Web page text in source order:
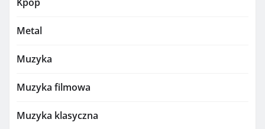
Metal
Muzyka
Muzyka filmowa
Muzyka klasyczna